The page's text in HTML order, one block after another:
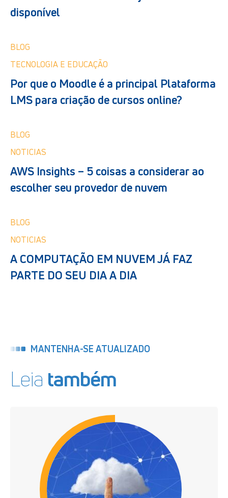
disponível
BLOG
TECNOLOGIA E EDUCAÇÃO
Por que o Moodle é a principal Plataforma
LMS para criação de cursos online?
BLOG
NOTICIAS
AWS Insights – 5 coisas a considerar ao
escolher seu provedor de nuvem
BLOG
NOTICIAS
A COMPUTAÇÃO EM NUVEM JÁ FAZ
PARTE DO SEU DIA A DIA
MANTENHA-SE ATUALIZADO
Leia também